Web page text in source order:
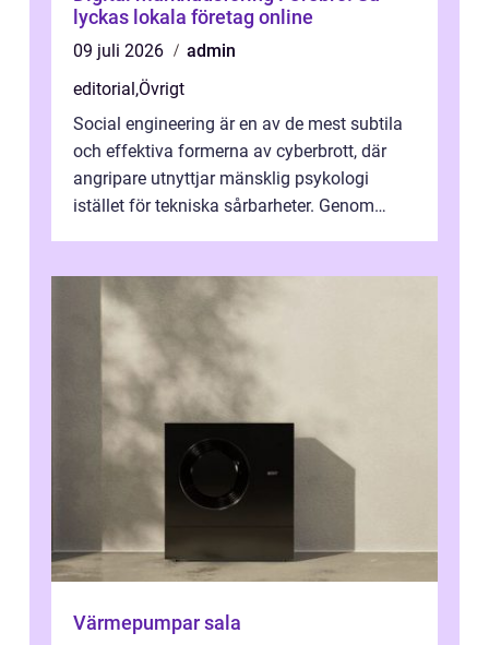
lyckas lokala företag online
09 juli 2026
admin
editorial,Övrigt
Social engineering är en av de mest subtila
och effektiva formerna av cyberbrott, där
angripare utnyttjar mänsklig psykologi
istället för tekniska sårbarheter. Genom
Värmepumpar sala